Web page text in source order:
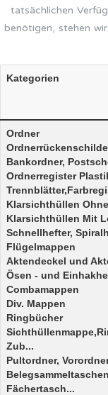
tatsächlichen
benötigen, stehen
Kategorien
Ordner
Bankordner,
Ordnerregister
Klarsichthüllen
Klarsichthüllen Mit
Schnellhefter,
Flügelmappen
Aktendeckel und
Ösen - und
Combamappen
Div. Mappen
Ringbücher
Zub...
Pultordner,
Fächertasch...